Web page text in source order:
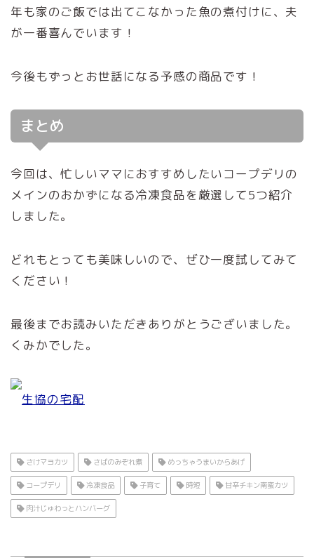
年も家のご飯では出てこなかった魚の煮付けに、夫
が一番喜んでいます！
今後もずっとお世話になる予感の商品です！
まとめ
今回は、忙しいママにおすすめしたいコープデリの
メインのおかずになる冷凍食品を厳選して5つ紹介
しました。
どれもとっても美味しいので、ぜひ一度試してみて
ください！
最後までお読みいただきありがとうございました。
くみかでした。
生協の宅配
さけマヨカツ さばのみぞれ煮 めっちゃうまいからあげ
コープデリ 冷凍食品 子育て 時短 甘辛チキン南蛮カツ
肉汁じゅわっとハンバーグ